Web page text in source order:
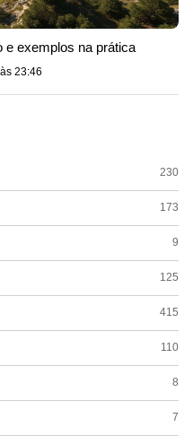
e exemplos na prática
23:46
230
173
9
125
415
110
8
7